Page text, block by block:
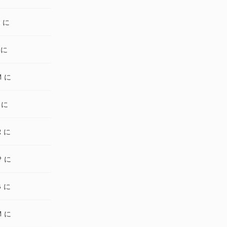
に
に
に
に
に
に